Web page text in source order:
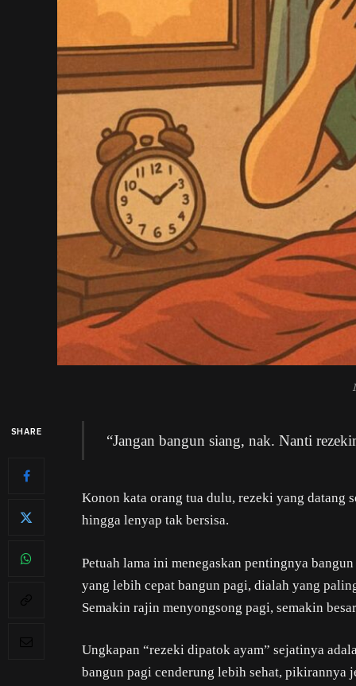
SHARE
“Jangan bangun siang, nak. Nanti
Konon kata orang tua dulu, rezeki yang datang
hingga lenyap tak bersisa.
Petuah lama ini menegaskan pentingnya
yang lebih cepat bangun pagi, dialah yang
Semakin rajin menyongsong pagi, semakin
Ungkapan “rezeki dipatok ayam” sejatinya
bangun pagi cenderung lebih sehat,